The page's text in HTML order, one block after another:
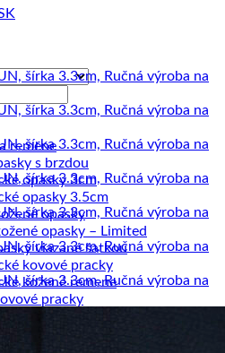
remene
s brzdou
opasky 3cm
opasky 3.5cm
opasky
opasky – Limited
viazané šatkou
kovové pracky
kožené remene
pracky